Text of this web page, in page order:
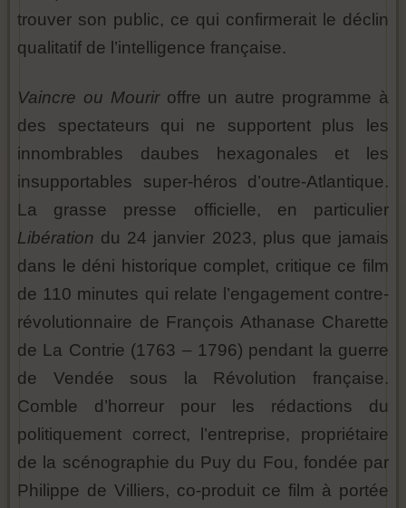
trouver son public, ce qui confirmerait le déclin
qualitatif de l’intelligence française.
Vaincre ou Mouriroffre un autre programme à
des spectateurs qui ne supportent plus les
innombrables daubes hexagonales et les
insupportables super-héros d’outre-Atlantique.
La grasse presse officielle, en particulier
Libération du 24 janvier 2023, plus que jamais
dans le déni historique complet, critique ce film
de 110 minutes qui relate l’engagement contre-
révolutionnaire de François Athanase Charette
de La Contrie (1763 – 1796) pendant la guerre
de Vendée sous la Révolution française.
Comble d’horreur pour les rédactions du
politiquement correct, l’entreprise, propriétaire
de la scénographie du Puy du Fou, fondée par
Philippe de Villiers, co-produit ce film à portée